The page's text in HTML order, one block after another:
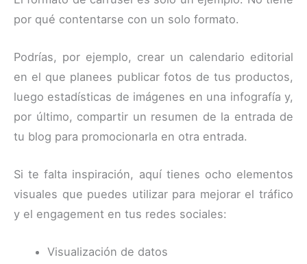
por qué contentarse con un solo formato.
Podrías, por ejemplo, crear un calendario editorial
en el que planees publicar fotos de tus productos,
luego estadísticas de imágenes en una infografía y,
por último, compartir un resumen de la entrada de
tu blog para promocionarla en otra entrada.
Si te falta inspiración, aquí tienes ocho elementos
visuales que puedes utilizar para mejorar el tráfico
y el engagement en tus redes sociales:
Visualización de datos